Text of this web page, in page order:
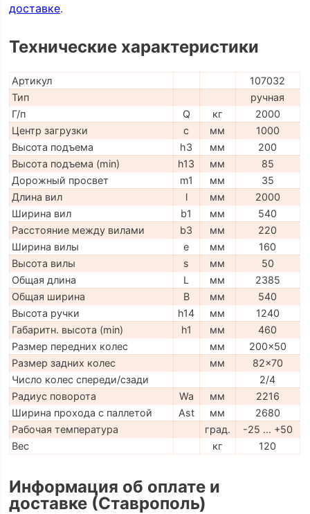
доставке.
Технические характеристики
Артикул
107032
Тип
ручная
Г/п
Q кг
2000
Центр загрузки
c мм
1000
Высота подъема
h3 мм
200
Высота подъема (min)
h13 мм
85
Дорожный просвет
m1 мм
35
Длина вил
l мм
2000
Ширина вил
b1 мм
540
Расстояние между вилами
b3 мм
220
Ширина вилы
e мм
160
Высота вилы
s мм
50
Общая длина
L мм
2385
Общая ширина
B мм
540
Высота ручки
h14 мм
1240
Габаритн. высота (min)
h1 мм
460
Размер передних колес
мм
200x50
Размер задних колес
мм
82x70
Число колес спереди/сзади
2/4
Радиус поворота
Wa мм
2216
Ширина прохода с паллетой
Ast мм
2680
Рабочая температура
град.
-25 … +50
Вес
кг 120
Информация об оплате и
доставке (Ставрополь)